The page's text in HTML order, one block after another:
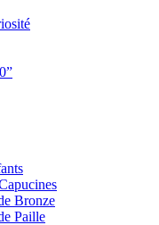
Bronze
Paille